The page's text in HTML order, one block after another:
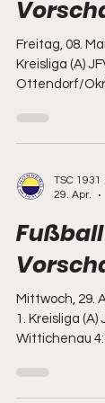
Freitag, 08.
Kreisliga (A)
Ottendorf/
Germania/
Mai 2026
III./Bischheim/
Uhr | D
Ralbitz/Horka -
Junioren | 2.
Königsbrück/
TSC 1931
29. Apr.
Mittwoch, 29.
1. Kreisliga (A)
Wittichenau
Biehla/
2026 10:30